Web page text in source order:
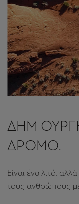
μοντέλων.
Δείτε